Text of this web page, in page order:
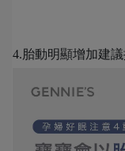
4.胎動明顯增加建